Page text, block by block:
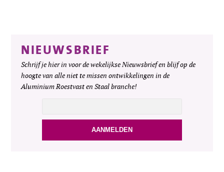
NIEUWSBRIEF
Schrijf je hier in voor de wekelijkse Nieuwsbrief en blijf op de
hoogte van alle niet te missen ontwikkelingen in de
Aluminium Roestvast en Staal branche!